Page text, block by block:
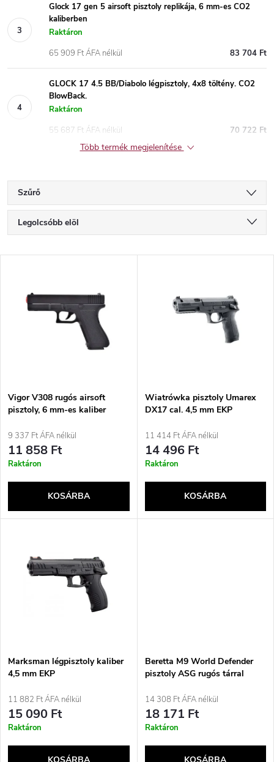
Glock 17 gen 5 airsoft pisztoly replikája, 6 mm-es CO2
kaliberben
Raktáron
83 704 Ft
65 909 Ft ÁFA nélkül
GLOCK 17 4.5 BB/Diabolo légpisztoly, 4x8 töltény. CO2
BlowBack.
Raktáron
70 722 Ft
55 687 Ft ÁFA nélkül
Több termék megjelenítése
Szűrő
T
e
m
e
k
r
n
é
s
e
Legolcsóbb elöl
ABC szerint
é
k
e
k
l
j
a
Vigor V308 rugós airsoft
pisztoly, 6 mm-es kaliber
9 337 Ft ÁFA nélkül
11 858 Ft
Raktáron
KOSÁRBA
Wiatrówka pisztoly Umarex
DX17 cal. 4,5 mm EKP
11 414 Ft ÁFA nélkül
14 496 Ft
Raktáron
KOSÁRBA
Marksman légpisztoly kaliber
4,5 mm EKP
11 882 Ft ÁFA nélkül
15 090 Ft
Raktáron
Beretta M9 World Defender
pisztoly ASG rugós tárral
14 308 Ft ÁFA nélkül
18 171 Ft
Raktáron